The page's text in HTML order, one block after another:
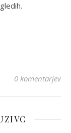
0 komentarjev